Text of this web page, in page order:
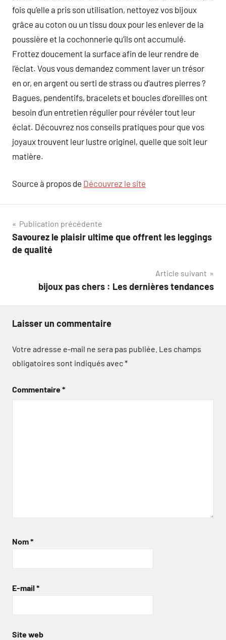
fois qu’elle a pris son utilisation, nettoyez vos bijoux
grâce au coton ou un tissu doux pour les enlever de la
poussière et la cochonnerie qu’ils ont accumulé.
Frottez doucement la surface afin de leur rendre de
l’éclat. Vous vous demandez comment laver un trésor
en or, en argent ou serti de strass ou d’autres pierres ?
Bagues, pendentifs, bracelets et boucles d’oreilles ont
besoin d’un entretien régulier pour révéler tout leur
éclat. Découvrez nos conseils pratiques pour que vos
joyaux trouvent leur lustre originel, quelle que soit leur
matière.
Source à propos de Découvrez le site
Navigation
de
Publication précédente
Savourez le plaisir ultime que offrent les leggings
de qualité
Article suivant
bijoux pas chers : Les dernières tendances
Laisser un commentaire
Votre adresse e-mail ne sera pas publiée. Les champs
obligatoires sont indiqués avec*
Commentaire*
Nom*
E-mail *
Site web